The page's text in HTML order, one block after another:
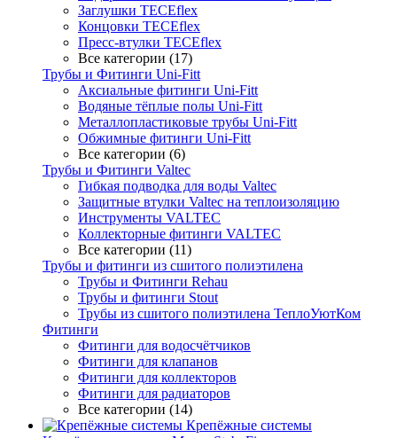
Заглушки TECEflex
Концовки TECEflex
Пресс-втулки TECEflex
Все категории (17)
Трубы и Фитинги Uni-Fitt
Аксиальные фитинги Uni-Fitt
Водяные тёплые полы Uni-Fitt
Металлопластиковые трубы Uni-Fitt
Обжимные фитинги Uni-Fitt
Все категории (6)
Трубы и Фитинги Valtec
Гибкая подводка для воды Valtec
Защитные втулки Valtec на теплоизоляцию
Инструменты VALTEC
Коллекторные фитинги VALTEC
Все категории (11)
Трубы и фитинги из сшитого полиэтилена
Трубы и Фитинги Rehau
Трубы и фитинги Stout
Трубы из сшитого полиэтилена ТеплоУютКом
Фитинги
Фитинги для водосчётчиков
Фитинги для клапанов
Фитинги для коллекторов
Фитинги для радиаторов
Все категории (14)
Крепёжные системы